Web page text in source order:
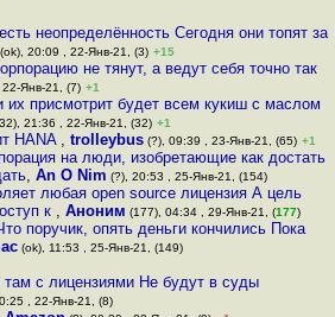
неопределённость Сегодня они топят за
(ok), 20:09 , 22-Янв-21, (3) +15
не тянут, а ведут себя точно так
Янв-21, (7) +1
присмотрит будет всем кукиш с маслом
21:36 , 22-Янв-21, (32) +1
HANA ,trolleybus (?), 09:39 , 23-Янв-21, (65) +1
на люди, изобретающие как достать
, An O Nim (?), 20:53 , 25-Янв-21, (154)
любая open source лицензия А цель
к ,Аноним (177), 04:34 , 29-Янв-21, (177)
поручик, опять деньги кончились Пока
(ok), 11:53 , 25-Янв-21, (149)
с лицензиями Не будут в суды
, 22-Янв-21, (8)